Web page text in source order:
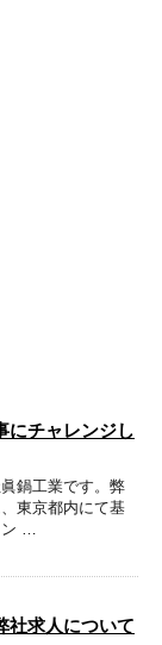
にチャレンジし
鍋工業です。弊
東京都内にて基
ン …
社求人について